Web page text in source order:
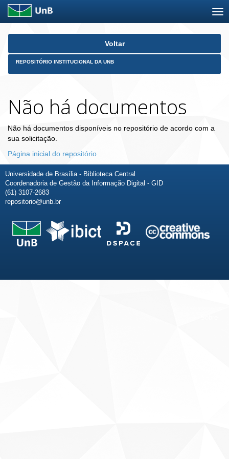
Skip
Voltar
REPOSITÓRIO INSTITUCIONAL DA UNB
Não há documentos
Não há documentos disponíveis no repositório de acordo com a
sua solicitação.
Página inicial do repositório
Universidade de Brasília - Biblioteca Central
Coordenadoria de Gestão da Informação Digital - GID
(61) 3107-2683
repositorio@unb.br